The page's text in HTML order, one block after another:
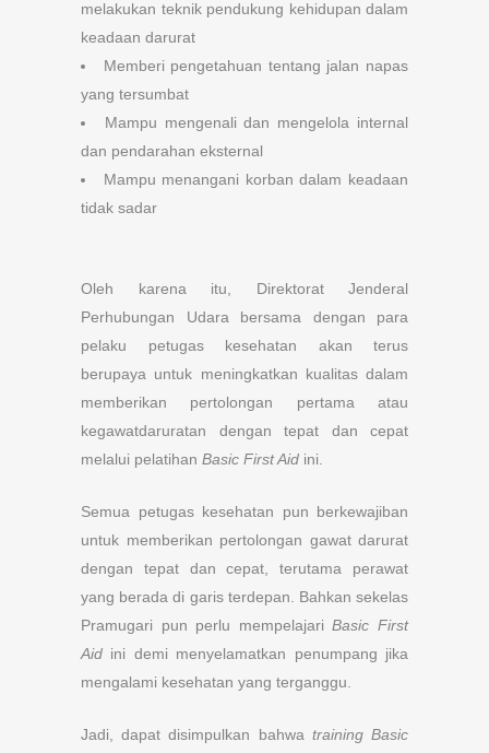
melakukan teknik pendukung kehidupan dalam
keadaan darurat
Memberi pengetahuan tentang jalan napas
yang tersumbat
Mampu mengenali dan mengelola internal
dan pendarahan eksternal
Mampu menangani korban dalam keadaan
tidak sadar
Oleh karena itu, Direktorat Jenderal
Perhubungan Udara bersama dengan para
pelaku petugas kesehatan akan terus
berupaya untuk meningkatkan kualitas dalam
memberikan pertolongan pertama atau
kegawatdaruratan dengan tepat dan cepat
melalui pelatihan Basic First Aid ini.
Semua petugas kesehatan pun berkewajiban
untuk memberikan pertolongan gawat darurat
dengan tepat dan cepat, terutama perawat
yang berada di garis terdepan. Bahkan sekelas
Pramugari pun perlu mempelajariBasic First
Aid ini demi menyelamatkan penumpang jika
mengalami kesehatan yang terganggu.
Jadi, dapat disimpulkan bahwa training Basic